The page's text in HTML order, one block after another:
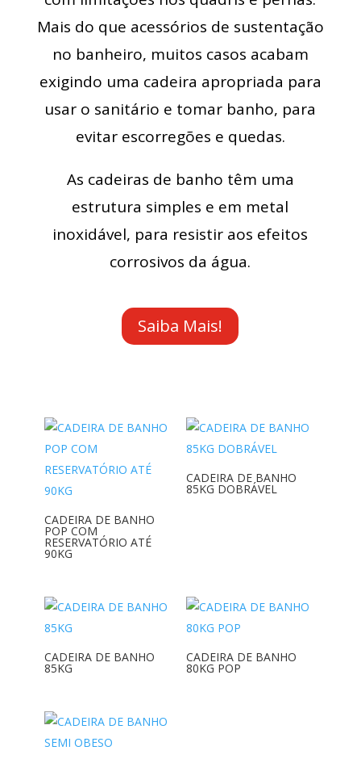
Mais do que acessórios de sustentação
no banheiro, muitos casos acabam
exigindo uma cadeira apropriada para
usar o sanitário e tomar banho, para
evitar escorregões e quedas.
As cadeiras de banho têm uma
estrutura simples e em metal
inoxidável, para resistir aos efeitos
corrosivos da água.
Saiba Mais!
CADEIRA DE BANHO
POP COM
RESERVATÓRIO ATÉ
90KG
CADEIRA DE BANHO
85KG DOBRÁVEL
CADEIRA DE BANHO
85KG
CADEIRA DE BANHO
80KG POP